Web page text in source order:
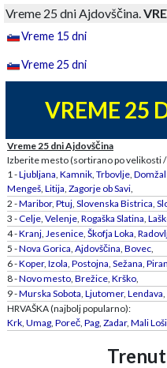
Vreme 25 dni Ajdovščina.
Vreme 15 dni
Vreme 25 dni
VREME 25
Vreme 25 dni Ajdovščina
Izberite mesto (sortirano po velikosti
1 -Ljubljana, Kamnik, Trbovlje,
Mengeš, Litija, Zagorje ob Savi,
2 -Maribor, Ptuj, Slovenska Bistrica,
3 -Celje, Velenje, Rogaška Slatina,
4 -Kranj, Jesenice, Škofja Loka,
5 -Nova Gorica, Ajdovščina, Bovec,
6 -Koper, Izola, Postojna, Sežana, Piran
8 -Novo mesto, Brežice, Krško,
9 -Murska Sobota, Ljutomer, Lendava,
HRVAŠKA (najbolj popularno):
Krk, Umag, Poreč, Pag, Zadar, Mali